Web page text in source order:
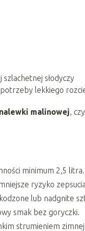
słodyczy
lekkiego
malinowej,
minimum 2,5
ryzyko
lub nadgnite
smak bez goryczki.
strumieniem